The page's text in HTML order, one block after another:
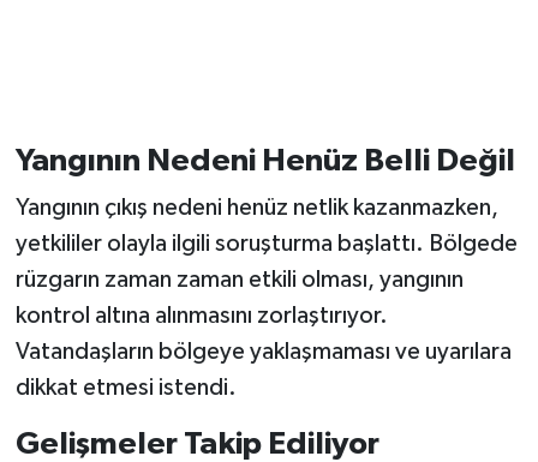
Yangının Nedeni Henüz Belli Değil
Yangının çıkış nedeni henüz netlik kazanmazken,
yetkililer olayla ilgili soruşturma başlattı. Bölgede
rüzgarın zaman zaman etkili olması, yangının
kontrol altına alınmasını zorlaştırıyor.
Vatandaşların bölgeye yaklaşmaması ve uyarılara
dikkat etmesi istendi.
Gelişmeler Takip Ediliyor